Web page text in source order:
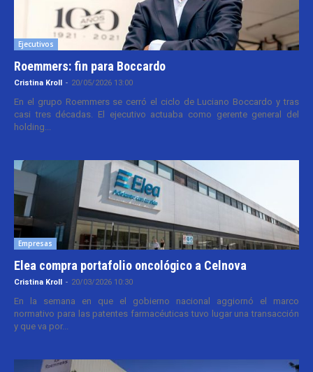
Ejecutivos
Roemmers: fin para Boccardo
Cristina Kroll - 20/05/2026 13:00
En el grupo Roemmers se cerró el ciclo de Luciano Boccardo y tras
casi tres décadas. El ejecutivo actuaba como gerente general del
holding...
Empresas
Elea compra portafolio oncológico a Celnova
Cristina Kroll - 20/03/2026 10:30
En la semana en que el gobierno nacional aggiornó el marco
normativo para las patentes farmacéuticas tuvo lugar una transacción
y que va por...